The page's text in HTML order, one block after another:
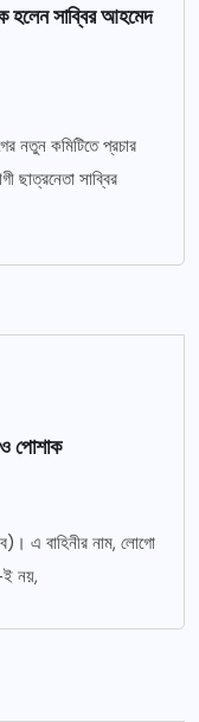
হলেন সাব্বির আহমেদ
নতুন কমিটিতে প্রচার
ছাত্রনেতা সাব্বির
ও পোশাক
এ বাহিনীর নাম, লোগো
ই নয়,